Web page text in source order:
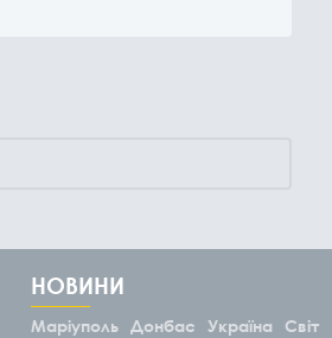
НОВИНИ
Маріуполь Донбас Україна Світ